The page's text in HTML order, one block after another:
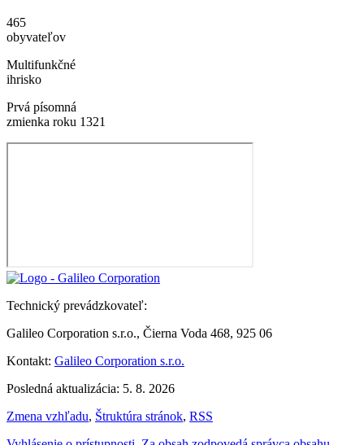
465
obyvateľov
Multifunkčné
ihrisko
Prvá písomná
zmienka roku 1321
Technický prevádzkovateľ:
Galileo Corporation s.r.o., Čierna Voda 468, 925 06
Kontakt: Galileo Corporation s.r.o.
Posledná aktualizácia: 5. 8. 2026
Zmena vzhľadu, Štruktúra stránok, RSS